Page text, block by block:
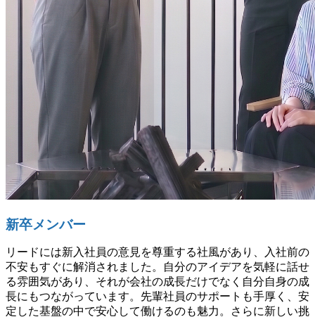
新卒メンバー
リードには新入社員の意見を尊重する社風があり、入社前の
不安もすぐに解消されました。自分のアイデアを気軽に話せ
る雰囲気があり、それが会社の成長だけでなく自分自身の成
長にもつながっています。先輩社員のサポートも手厚く、安
定した基盤の中で安心して働けるのも魅力。さらに新しい挑